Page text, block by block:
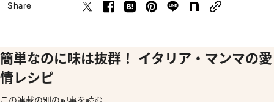
Share
簡単なのに味は抜群！ イタリア・マンマの愛
情レシピ